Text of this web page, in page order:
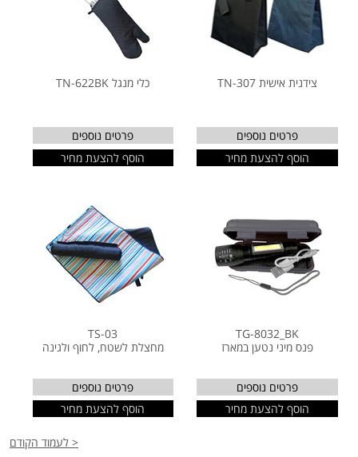
צידנית אישית TN-307
פרטים נוספים
הוסף להצעת מחיר
כלי מנגל TN-622BK
פרטים נוספים
הוסף להצעת מחיר
TG-8032_BK
פנס מיני נטען במארז
פרטים נוספים
הוסף להצעת מחיר
TS-03
מחצלת לשטח, לחוף ולגינה
פרטים נוספים
הוסף להצעת מחיר
< לעמוד הקודם